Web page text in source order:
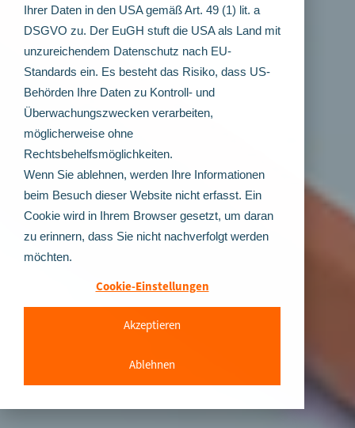
Ihrer Daten in den USA gemäß Art. 49 (1) lit. a
DSGVO zu. Der EuGH stuft die USA als Land mit
unzureichendem Datenschutz nach EU-
Standards ein. Es besteht das Risiko, dass US-
Behörden Ihre Daten zu Kontroll- und
Überwachungszwecken verarbeiten,
möglicherweise ohne
Rechtsbehelfsmöglichkeiten.
Wenn Sie ablehnen, werden Ihre Informationen
beim Besuch dieser Website nicht erfasst. Ein
Cookie wird in Ihrem Browser gesetzt, um daran
zu erinnern, dass Sie nicht nachverfolgt werden
möchten.
Cookie-Einstellungen
Akzeptieren
Ablehnen